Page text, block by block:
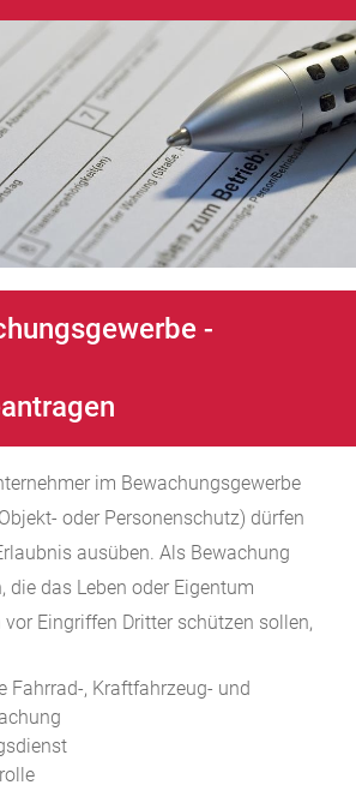
-
im Bewachungsgewerbe
oder Personenschutz) dürfen
ausüben. Als Bewachung
die das Leben oder Eigentum
Eingriffen Dritter schützen sollen,
Fahrrad-, Kraftfahrzeug- und